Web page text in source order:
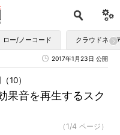
ロー/ノーコード クラウドネイ
2017年1月23日 公開
音を再生するスク
10）
（1/4 ページ）